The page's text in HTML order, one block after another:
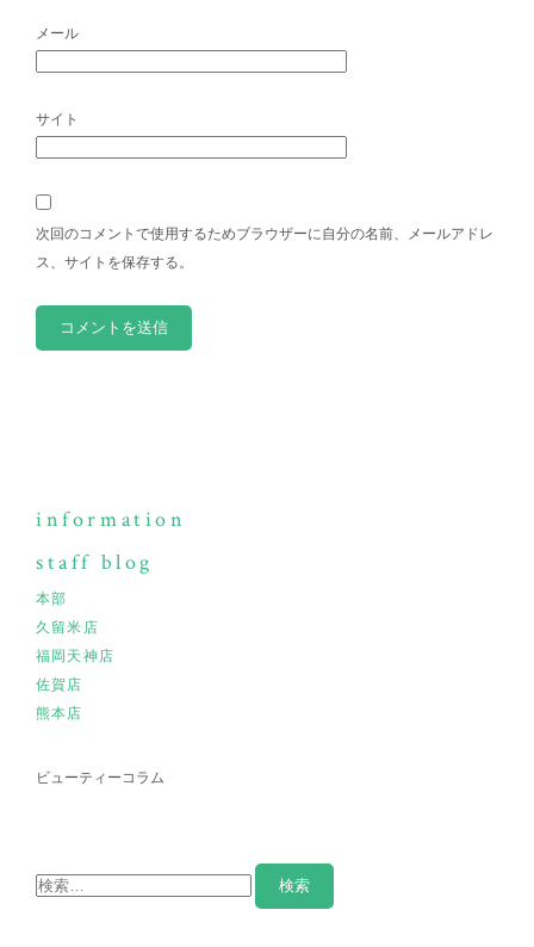
メール
サイト
次回のコメントで使用するためブラウザーに自分の名前、メールアドレ
ス、サイトを保存する。
information
staff blog
本部
久留米店
福岡天神店
佐賀店
熊本店
ビューティーコラム